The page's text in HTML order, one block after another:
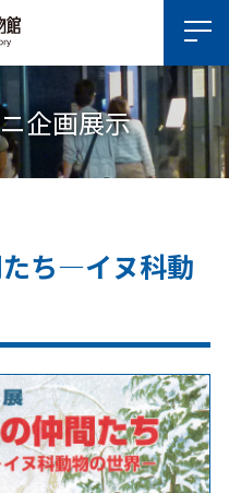
企画展示
ち―イヌ科動